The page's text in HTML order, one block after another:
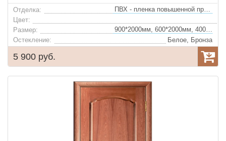
Отделка:
ПВХ - пленка повышенной прочности
Цвет:
Размер:
900*2000мм, 600*2000мм, 400*2000мм, 700*2000мм, 800*2000мм
Остекление:
Белое, Бронза
5 900 руб.